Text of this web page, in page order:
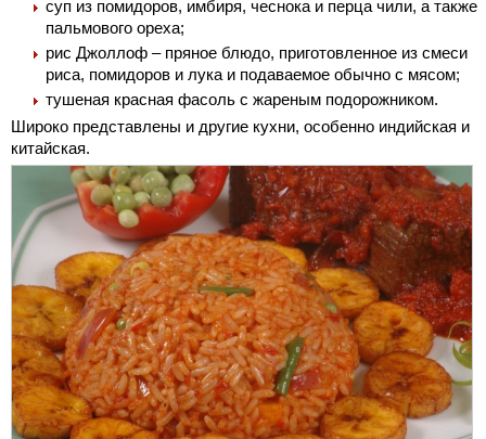
суп из помидоров, имбиря, чеснока и перца чили, а также
пальмового ореха;
рис Джоллоф – пряное блюдо, приготовленное из смеси
риса, помидоров и лука и подаваемое обычно с мясом;
тушеная красная фасоль с жареным подорожником.
Широко представлены и другие кухни, особенно индийская и
китайская.